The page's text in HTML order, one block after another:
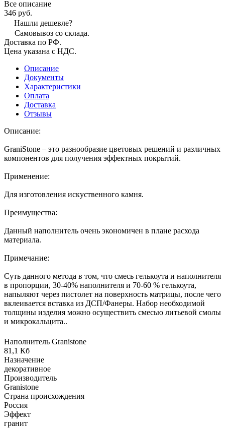
Все описание
346 руб.
Нашли дешевле?
Самовывоз со склада.
Доставка по РФ.
Цена указана с НДС.
Описание
Документы
Характеристики
Оплата
Доставка
Отзывы
Описание:
GraniStone – это разнообразие цветовых решений и различных
компонентов для получения эффектных покрытий.
Применение:
Для изготовления искуственного камня.
Преимущества:
Данный наполнитель очень экономичен в плане расхода
материала.
Примечание:
Суть данного метода в том, что смесь гелькоута и наполнителя
в пропорции, 30-40% наполнителя и 70-60 % гелькоута,
напыляют через пистолет на поверхность матрицы, после чего
вклеивается вставка из ДСП/Фанеры. Набор необходимой
толщины изделия можно осуществить смесью литьевой смолы
и микрокальцита..
Наполнитель Granistone
81,1 Кб
Назначение
декоративное
Производитель
Granistone
Страна происхождения
Россия
Эффект
гранит